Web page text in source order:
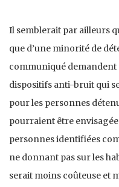
Il semblerait par ailleurs
que d’une minorité de
communiqué demandent
dispositifs anti-bruit qui
pour les personnes
pourraient être
personnes identifiées
ne donnant pas sur les
serait moins coûteuse et